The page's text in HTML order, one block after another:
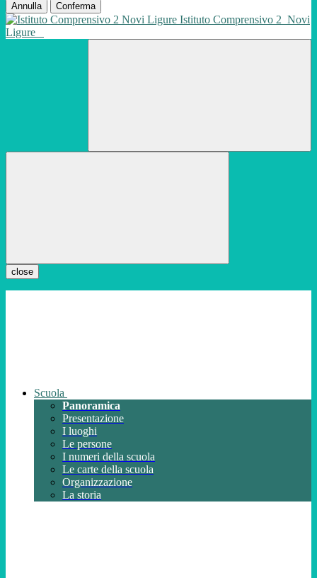
Annulla Conferma
Istituto Comprensivo 2 Novi
Ligure
close
Scuola
Panoramica
Presentazione
I luoghi
Le persone
I numeri della scuola
Le carte della scuola
Organizzazione
La storia